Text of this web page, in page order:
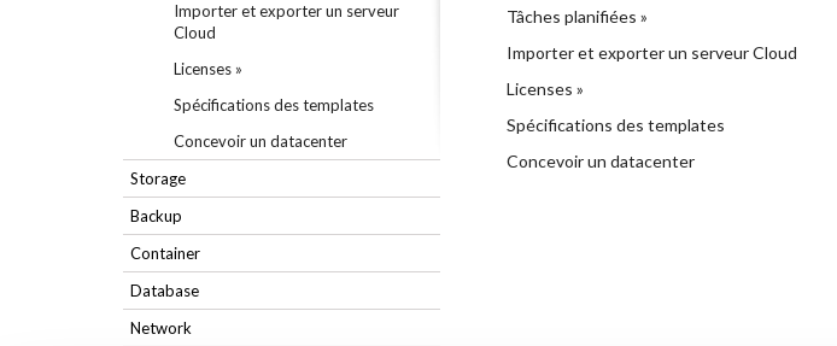
Importer et exporter un serveur
Cloud
Licenses »
Spécifications des templates
Concevoir un datacenter
Storage
Backup
Container
Database
Network
Tâches planifiées »
Importer et exporter un serveur Cloud
Licenses »
Spécifications des templates
Concevoir un datacenter